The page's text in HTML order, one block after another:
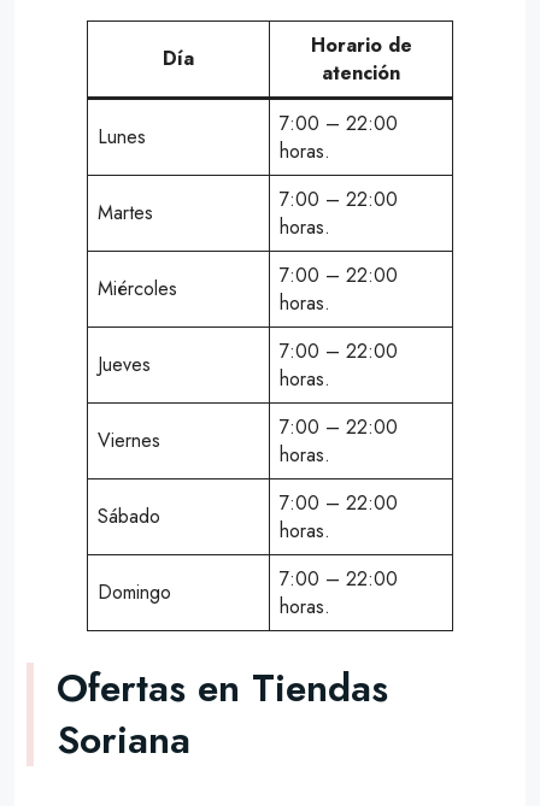
Día
Horario de
atención
Lunes
7:00 – 22:00
horas.
Martes
7:00 – 22:00
horas.
Miércoles
7:00 – 22:00
horas.
Jueves
7:00 – 22:00
horas.
Viernes
7:00 – 22:00
horas.
Sábado
7:00 – 22:00
horas.
Domingo
7:00 – 22:00
horas.
Ofertas en Tiendas
Soriana